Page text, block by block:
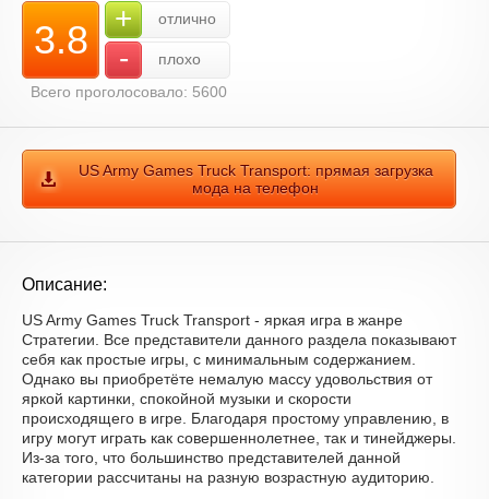
3.8 + отлично
-
плохо
Всего проголосовало: 5600
US Army Games Truck Transport: прямая загрузка
мода на телефон
Описание:
US Army Games Truck Transport - яркая игра в жанре
Стратегии. Все представители данного раздела показывают
себя как простые игры, с минимальным содержанием.
Однако вы приобретёте немалую массу удовольствия от
яркой картинки, спокойной музыки и скорости
происходящего в игре. Благодаря простому управлению, в
игру могут играть как совершеннолетнее, так и тинейджеры.
Из-за того, что большинство представителей данной
категории рассчитаны на разную возрастную аудиторию.